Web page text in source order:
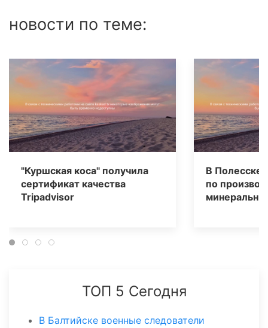
новости по теме:
"Куршская коса" получила
сертификат качества
Tripаdvisor
В Полесске
по
ТОП 5 Сегодня
В Балтийске военные следователи